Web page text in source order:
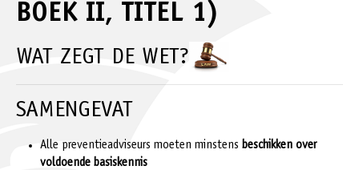
BOEK II, TITEL 1)
WAT ZEGT DE WET?
SAMENGEVAT
Alle preventieadviseurs moeten minstens beschikken over
voldoende basiskennis